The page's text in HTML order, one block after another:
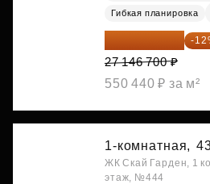
Гибкая планировка
23 889 096 ₽ -
27 146 700 ₽
550 440 ₽ за м²
1-комнатная,
ЖК Скай Гарден, 1
этаж, №444